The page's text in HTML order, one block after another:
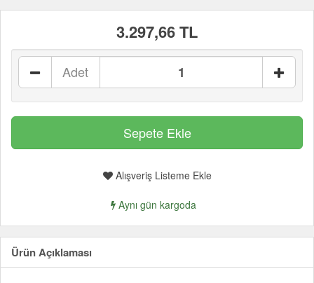
3.297,66 TL
Adet
Alışveriş Listeme Ekle
Aynı gün kargoda
Ürün Açıklaması